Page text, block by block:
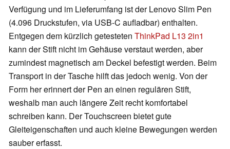
Verfügung und im Lieferumfang ist der Lenovo Slim Pen
(4.096 Druckstufen, via USB-C aufladbar) enthalten.
Entgegen dem kürzlich getesteten ThinkPad L13 2in1
kann der Stift nicht im Gehäuse verstaut werden, aber
zumindest magnetisch am Deckel befestigt werden. Beim
Transport in der Tasche hilft das jedoch wenig. Von der
Form her erinnert der Pen an einen regulären Stift,
weshalb man auch längere Zeit recht komfortabel
schreiben kann. Der Touchscreen bietet gute
Gleiteigenschaften und auch kleine Bewegungen werden
sauber erfasst.